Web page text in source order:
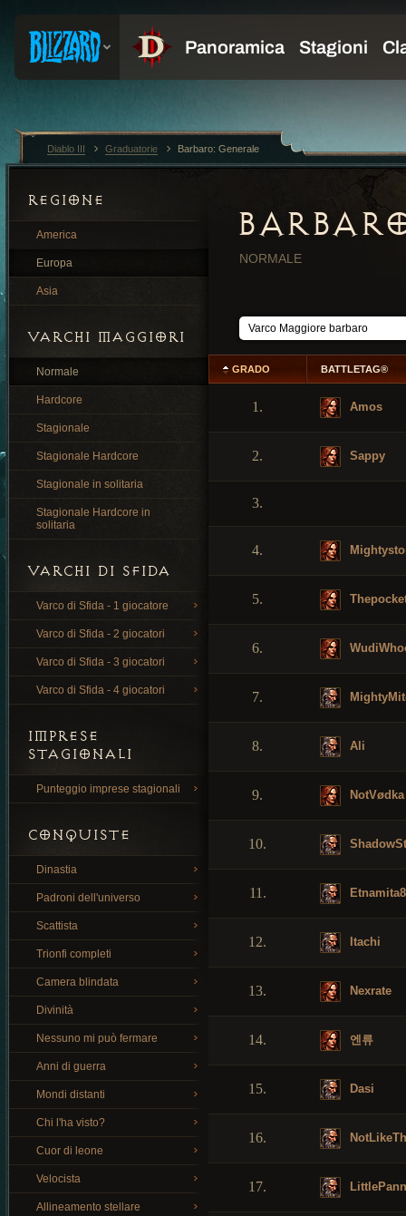
REGIONE
America
Europa
Asia
VARCHI MAGGIORI
Normale
Hardcore
Stagionale
Stagionale Hardcore
Stagionale in solitaria
Stagionale Hardcore in
solitaria
VARCHI DI SFIDA
Varco di Sfida - 1 giocatore
Varco di Sfida - 2 giocatori
Varco di Sfida - 3 giocatori
Varco di Sfida - 4 giocatori
IMPRESE
STAGIONALI
Punteggio imprese stagionali
CONQUISTE
Dinastia
Padroni dell'universo
Scattista
Trionfi completi
Camera blindata
Divinità
Nessuno mi può fermare
Anni di guerra
Mondi distanti
Chi l'ha visto?
Cuor di leone
Velocista
Allineamento stellare
NORMALE
GRADO BATTLETAG®
1. Amos
2. Sappy
3.
4.
5.
6.
7.
8. Ali
9. NotVødka
10.
11.
12. Itachi
13. Nexrate
14. 엔류
15. Dasi
16.
17.
Diablo III Graduatorie Barbaro: Generale